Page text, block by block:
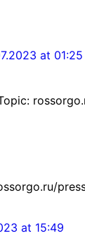
at 01:25
at 15:49